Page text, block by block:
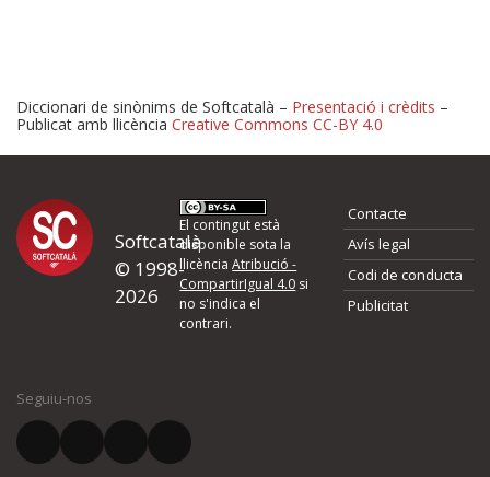
Proposeu-nos millores o
d'errors
Si heu trobat un error o voleu proposar alguna millora, ompliu els
quina és la millora que proposeu o l'error del qual voleu informar-
El vostre correu electrònic *
Diccionari de sinònims de Softcatalà – Presentació i crèdits –
Publicat amb llicència Creative Commons CC-BY 4.0
Softcatalà
© 1998-
2026
El contingut està
disponible sota la
llicènciaAtribució -
CompartirIgual 4.0 si
no s'indica el
contrari.
Contacte
Avís legal
Codi de conducta
Publicitat
Seguiu-nos